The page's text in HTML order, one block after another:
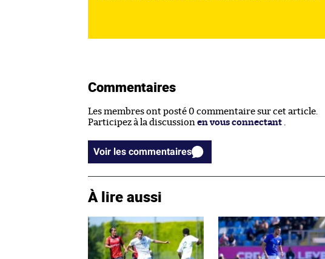
Commentaires
Les membres ont posté 0 commentaire sur cet article.
Participez à la discussion en vous connectant
Voir les commentaires
À lire aussi